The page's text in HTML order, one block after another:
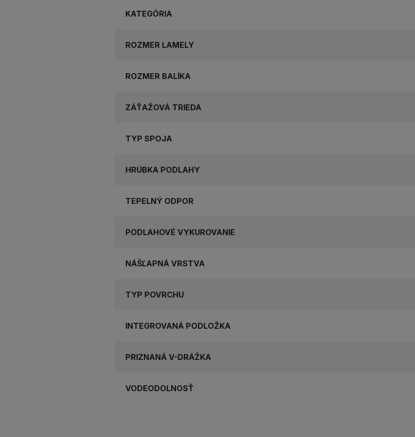
KATEGÓRIA
ROZMER LAMELY
ROZMER BALÍKA
ZÁŤAŽOVÁ TRIEDA
TYP SPOJA
HRÚBKA PODLAHY
TEPELNÝ ODPOR
PODLAHOVÉ VYKUROVANIE
NÁŠĽAPNÁ VRSTVA
TYP POVRCHU
INTEGROVANÁ PODLOŽKA
PRIZNANÁ V-DRÁŽKA
VODEODOLNOSŤ